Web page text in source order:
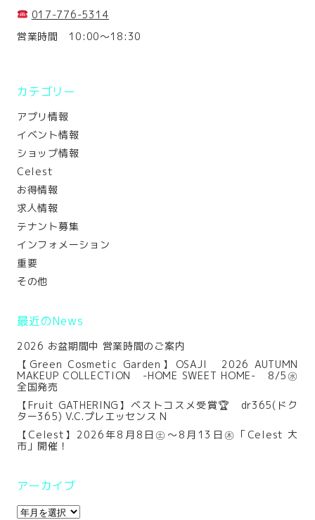
017-776-5314
営業時間 10:00～18:30
カテゴリー
アプリ情報
イベント情報
ショップ情報
Celest
お得情報
求人情報
テナント募集
インフォメーション
重要
その他
最近のNews
2026 お盆期間中 営業時間のご案内
【Green Cosmetic Garden】OSAJI 2026 AUTUMN
MAKEUP COLLECTION -HOME SWEET HOME- 8/5㊌
全国発売
【Fruit GATHERING】ベストコスメ受賞🏆 dr365(ドク
ター365) V.C.プレエッセンス N
【Celest】2026年8月8日㊏～8月13日㊍「Celest 大
市」開催！
アーカイブ